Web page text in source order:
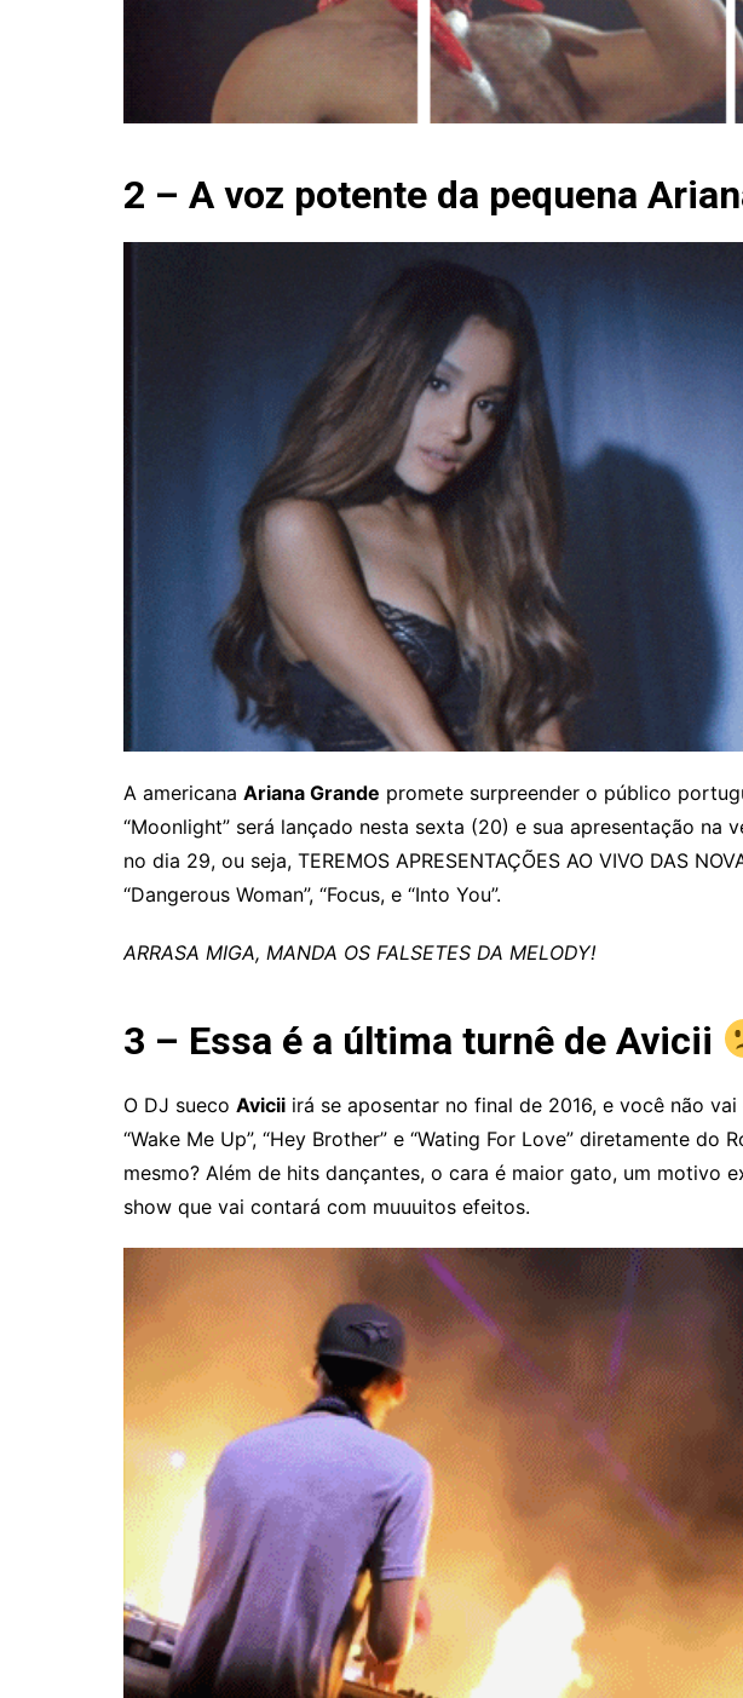
2 – A voz potente da pequena
A americana Ariana Grande promete surpreender o público
“Moonlight” será lançado nesta sexta (20) e sua apresentação na
no dia 29, ou seja, TEREMOS APRESENTAÇÕES AO VIVO DAS
“Dangerous Woman”, “Focus, e “Into You”.
ARRASA MIGA, MANDA OS FALSETES DA MELODY!
3 – Essa é a última turnê de Avicii
O DJ sueco Avicii irá se aposentar no final de 2016, e você não
“Wake Me Up”, “Hey Brother” e “Wating For Love” diretamente do
mesmo? Além de hits dançantes, o cara é maior gato, um motivo
show que vai contará com muuuitos efeitos.